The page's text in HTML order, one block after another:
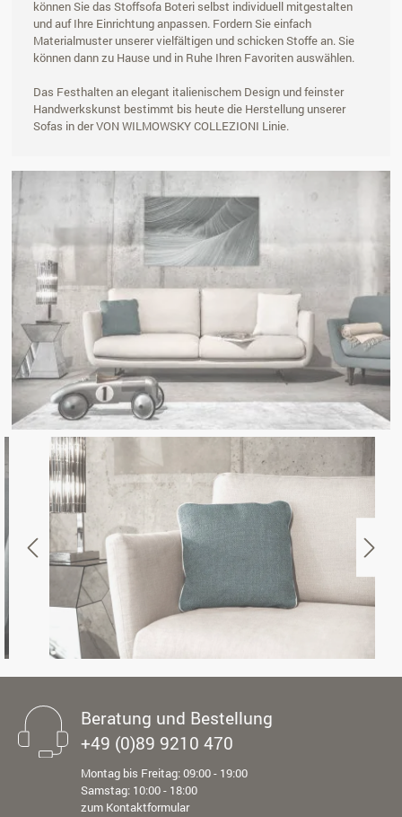
können Sie das Stoffsofa Boteri selbst individuell mitgestalten
und auf Ihre Einrichtung anpassen. Fordern Sie einfach
Materialmuster unserer vielfältigen und schicken Stoffe an. Sie
können dann zu Hause und in Ruhe Ihren Favoriten auswählen.
Das Festhalten an elegant italienischem Design und feinster
Handwerkskunst bestimmt bis heute die Herstellung unserer
Sofas in der VON WILMOWSKY COLLEZIONI Linie.
Beratung und Bestellung
+49 (0)89 9210 470
Montag bis Freitag: 09:00 - 19:00
Samstag: 10:00 - 18:00
zum Kontaktformular